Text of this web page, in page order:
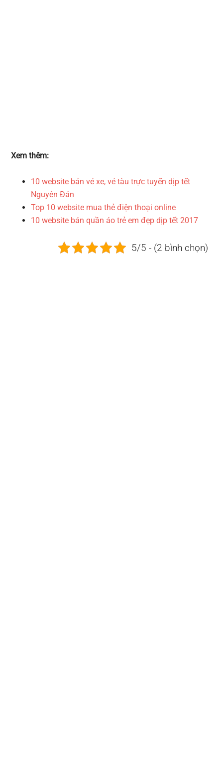
Xem thêm:
10 website bán vé xe, vé tàu trực tuyến dịp tết
Nguyên Đán
Top 10 website mua thẻ điện thoại online
10 website bán quần áo trẻ em đẹp dịp tết 2017
5/5 - (2 bình chọn)